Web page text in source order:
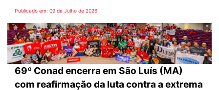
Publicado em: 09 de Julho de 2026
69º Conad encerra em São Luís (MA)
com reafirmação da luta contra a extrema